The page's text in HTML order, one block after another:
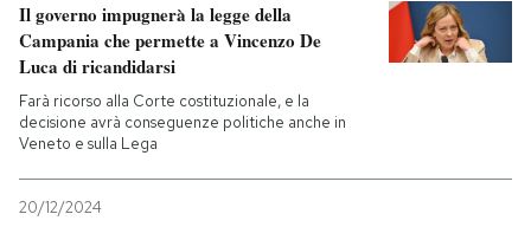
Il governo impugnerà la legge della
Campania che permette a Vincenzo De
Luca di ricandidarsi
Farà ricorso alla Corte costituzionale, e la
decisione avrà conseguenze politiche anche in
Veneto e sulla Lega
20/12/2024